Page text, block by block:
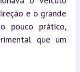
e o grande
pouco prático,
que um